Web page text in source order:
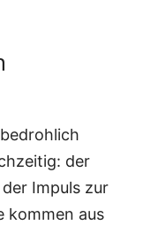
der
Impuls zur
kom­men aus